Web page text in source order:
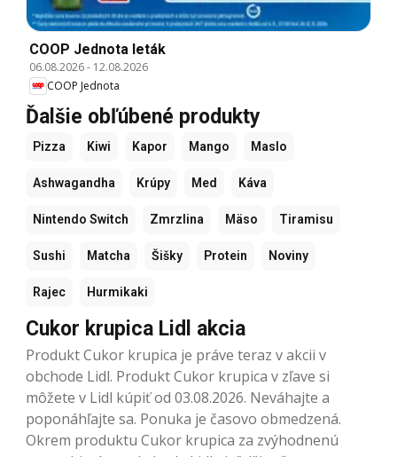
COOP Jednota leták
06.08.2026- 12.08.2026
COOP Jednota
Ďalšie obľúbené produkty
Pizza Kiwi Kapor Mango Maslo
Ashwagandha Krúpy Med Káva
Nintendo Switch Zmrzlina Mäso Tiramisu
Sushi Matcha Šišky Protein Noviny
Rajec Hurmikaki
Cukor krupica Lidl akcia
Produkt Cukor krupica je práve teraz v akcii v
obchode Lidl. Produkt Cukor krupica v zľave si
môžete v Lidl kúpiť od 03.08.2026. Neváhajte a
poponáhľajte sa. Ponuka je časovo obmedzená.
Okrem produktu Cukor krupica za zvýhodnenú